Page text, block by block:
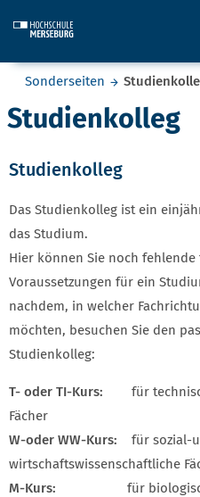
Sie befinden sich hier:
Sonderseiten
Studienkolleg
Studienkolleg
Das Studienkolleg ist ein
das Studium.
Hier können Sie noch
Voraussetzungen für ein
nachdem, in welcher
möchten, besuchen Sie den
Studienkolleg:
T- oder TI-Kurs: für
Fächer
W-oder WW-Kurs:
für sozial-
wirtschaftswissenschaftliche
M-Kurs: für biologische